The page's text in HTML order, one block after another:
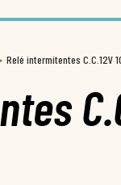
Relé intermitentes C.C.12V